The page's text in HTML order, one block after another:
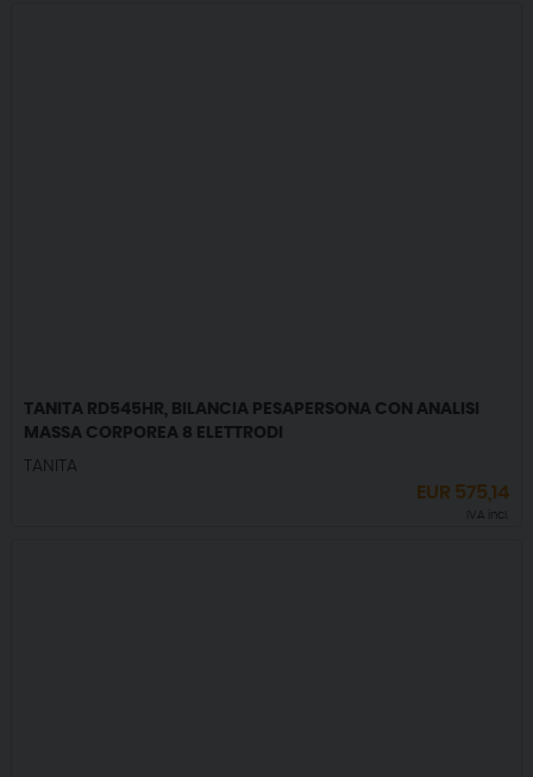
TANITA RD545HR, BILANCIA PESAPERSONA CON ANALISI
MASSA CORPOREA 8 ELETTRODI
TANITA
EUR 575,14
IVA incl.